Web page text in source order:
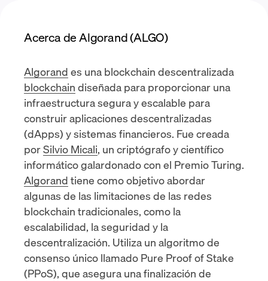
Acerca de Algorand (ALGO)
Algorand es una blockchain descentralizada
blockchain diseñada para proporcionar una
infraestructura segura y escalable para
construiraplicaciones descentralizadas
(dApps) y sistemas financieros. Fue creada
porSilvio Micali, un criptógrafo y científico
informático galardonado con el Premio Turing.
Algorand tiene como objetivo abordar
algunas de las limitaciones de las redes
blockchain tradicionales, como la
escalabilidad, la seguridad y la
descentralización. Utiliza un algoritmo de
consenso único llamado Pure Proof of Stake
(PPoS), que asegura una finalización de